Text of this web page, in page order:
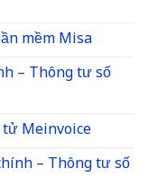
mềm Misa
– Thông tư số
Meinvoice
– Thông tư số